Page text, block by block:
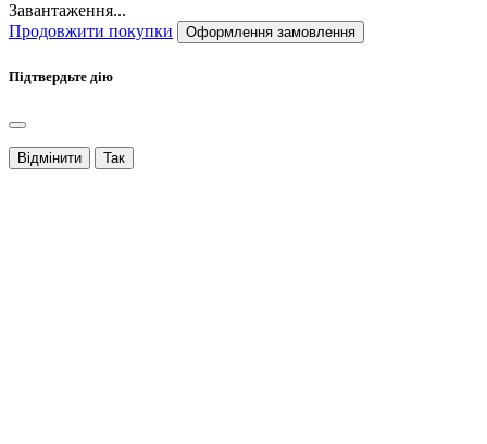
Завантаження...
Продовжити покупки
Оформлення замовлення
Підтвердьте дію
Відмінити Так